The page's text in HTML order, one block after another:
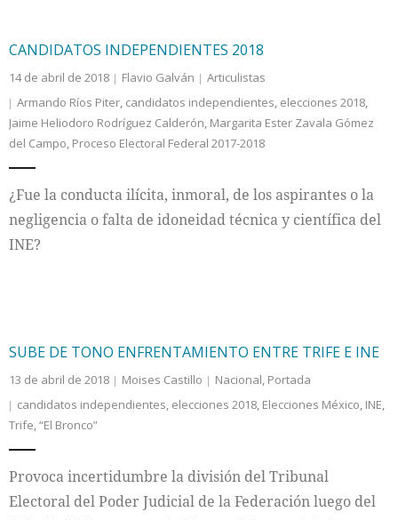
Nacional
Colaboradores
Cultura
CANDIDATOS INDEPENDIENTES 2018
14 de abril de 2018 Flavio Galván
Articulistas
Armando Ríos Piter, candidatos independientes, elecciones 2018,
Jaime Heliodoro Rodríguez Calderón, Margarita Ester Zavala Gómez
del Campo, Proceso Electoral Federal 2017-2018
¿Fue la conducta ilícita, inmoral, de los aspirantes o la
negligencia o falta de idoneidad técnica y científica del
INE?
SUBE DE TONO ENFRENTAMIENTO ENTRE TRIFE E INE
13 de abril de 2018 Moises Castillo Nacional, Portada
candidatos independientes, elecciones 2018, Elecciones México, INE,
Trife,“El Bronco”
Provoca incertidumbre la división del Tribunal
Electoral del Poder Judicial de la Federación luego del